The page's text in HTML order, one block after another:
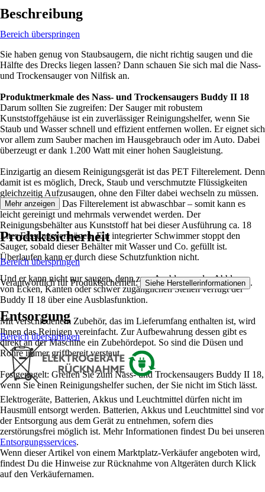
Beschreibung
Bereich überspringen
Sie haben genug von Staubsaugern, die nicht richtig saugen und die
Hälfte des Drecks liegen lassen? Dann schauen Sie sich mal die Nass-
und Trockensauger von Nilfisk an.
Produktmerkmale des Nass- und Trockensaugers Buddy II 18
Darum sollten Sie zugreifen: Der Sauger mit robustem
Kunststoffgehäuse ist ein zuverlässiger Reinigungshelfer, wenn Sie
Staub und Wasser schnell und effizient entfernen wollen. Er eignet sich
vor allem zum Sauber machen im Hausgebrauch oder im Auto. Dabei
überzeugt er dank 1.200 Watt mit einer hohen Saugleistung.
Einzigartig an diesem Reinigungsgerät ist das PET Filterelement. Denn
damit ist es möglich, Dreck, Staub und verschmutzte Flüssigkeiten
gleichzeitig Aufzusaugen, ohne den Filter dabei wechseln zu müssen.
Praktisch daran: Das Filterelement ist abwaschbar – somit kann es
leicht gereinigt und mehrmals verwendet werden. Der
Reinigungsbehälter aus Kunststoff hat bei dieser Ausführung ca. 18
Liter Fassungsvermögen. Ein integrierter Schwimmer stoppt den
Sauger, sobald dieser Behälter mit Wasser und Co. gefüllt ist.
Überlaufen kann er durch diese Schutzfunktion nicht.
Und er kann nicht nur saugen, denn zum Ausblasen oder Abblasen
von Ecken, Kanten oder schwer zugänglichen Stellen verfügt der
Buddy II 18 über eine Ausblasfunktion.
Mit verschiedenem Zubehör, das im Lieferumfang enthalten ist, wird
Ihnen das Reinigen vereinfacht. Zur Aufbewahrung dessen gibt es
direkt an der Maschine ein Zubehördepot. So sind die Düsen und
Rohre immer griffbereit verstaut.
Festgenagelt: Greifen Sie zum Nass- und Trockensaugers Buddy II 18,
wenn Sie einen Reinigungshelfer suchen, der Sie nicht im Stich lässt.
Mehr anzeigen
Produktsicherheit
Bereich überspringen
Verantwortlich für Produktsicherheit: Siehe Herstellerinformationen .
Entsorgung
Bereich überspringen
Elektrogeräte, Batterien, Akkus und Leuchtmittel dürfen nicht im
Hausmüll entsorgt werden. Batterien, Akkus und Leuchtmittel sind vor
der Entsorgung aus dem Gerät zu entnehmen, sofern dies
zerstörungsfrei möglich ist. Mehr Informationen findest Du bei unseren
Entsorgungsservices.
Wenn dieser Artikel von einem Marktplatz-Verkäufer angeboten wird,
findest Du die Hinweise zur Rücknahme von Altgeräten durch Klick
auf den Verkäufernamen.